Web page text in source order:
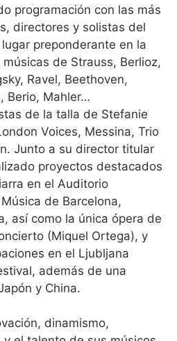
programación con las más
directores y solistas del
preponderante en la
de Strauss, Berlioz,
Ravel, Beethoven,
Berio, Mahler…
de la talla de Stefanie
Voices, Messina, Trio
Junto a su director titular
proyectos destacados
en el Auditorio
de Barcelona,
así como la única ópera de
(Miquel Ortega), y
en el Ljubljana
además de una
y China.
dinamismo,